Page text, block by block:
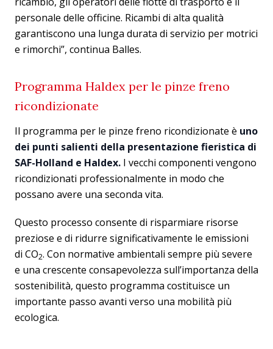
personale delle officine. Ricambi di alta qualità
garantiscono una lunga durata di servizio per motrici
e rimorchi”, continua Balles.
Programma Haldex per le pinze freno
ricondizionate
Il programma per le pinze freno ricondizionate è uno
dei punti salienti della presentazione fieristica di
SAF-Holland e Haldex. I vecchi componenti vengono
ricondizionati professionalmente in modo che
possano avere una seconda vita.
Questo processo consente di risparmiare risorse
preziose e di ridurre significativamente le emissioni
di CO2. Con normative ambientali sempre più severe
e una crescente consapevolezza sull’importanza della
sostenibilità, questo programma costituisce un
importante passo avanti verso una mobilità più
ecologica.